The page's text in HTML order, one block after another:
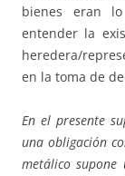
bienes eran lo
entender la
heredera/
en la toma de
En el presente
una obligación
metálico